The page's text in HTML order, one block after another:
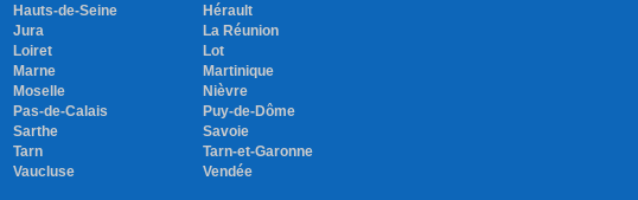
Hauts-de-Seine
Hérault
Jura
La Réunion
Loiret
Lot
Marne
Martinique
Moselle
Nièvre
Pas-de-Calais
Puy-de-Dôme
Sarthe
Savoie
Tarn
Tarn-et-Garonne
Vaucluse
Vendée